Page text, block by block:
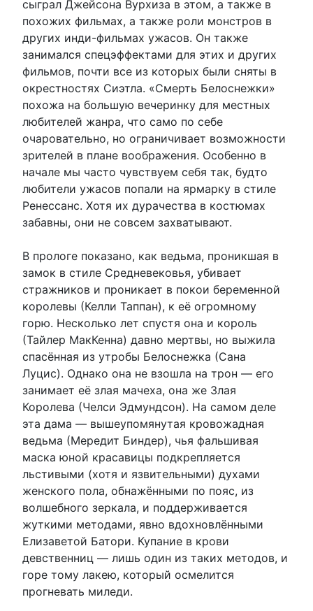
сыграл Джейсона Вурхиза в этом, а также в
похожих фильмах, а также роли монстров в
других инди-фильмах ужасов. Он также
занимался спецэффектами для этих и других
фильмов, почти все из которых были сняты в
окрестностях Сиэтла. «Смерть Белоснежки»
похожа на большую вечеринку для местных
любителей жанра, что само по себе
очаровательно, но ограничивает возможности
зрителей в плане воображения. Особенно в
начале мы часто чувствуем себя так, будто
любители ужасов попали на ярмарку в стиле
Ренессанс. Хотя их дурачества в костюмах
забавны, они не совсем захватывают.
В прологе показано, как ведьма, проникшая в
замок в стиле Средневековья, убивает
стражников и проникает в покои беременной
королевы (Келли Таппан), к её огромному
горю. Несколько лет спустя она и король
(Тайлер МакКенна) давно мертвы, но выжила
спасённая из утробы Белоснежка (Сана
Луцис). Однако она не взошла на трон — его
занимает её злая мачеха, она же Злая
Королева (Челси Эдмундсон). На самом деле
эта дама — вышеупомянутая кровожадная
ведьма (Мередит Биндер), чья фальшивая
маска юной красавицы подкрепляется
льстивыми (хотя и язвительными) духами
женского пола, обнажёнными по пояс, из
волшебного зеркала, и поддерживается
жуткими методами, явно вдохновлёнными
Елизаветой Батори. Купание в крови
девственниц — лишь один из таких методов, и
горе тому лакею, который осмелится
прогневать миледи.